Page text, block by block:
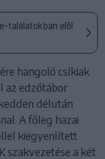
találatokban elöl
hangoló csíkiak
az edzőtábor
délután
A főleg hazai
kiegyenlített
szakvezetése a két